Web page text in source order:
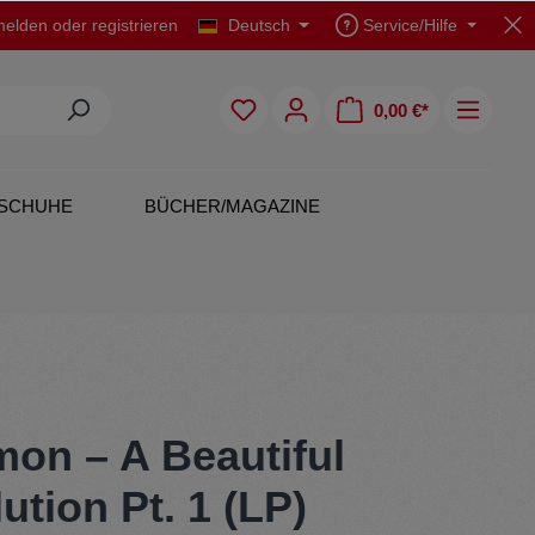
oder registrieren Deutsch Service/Hilfe
0,00 €*
BÜCHER/MAGAZINE
CDs
Originals
Polo Shirts
Rock
– A Beautiful
Pt. 1 (LP)